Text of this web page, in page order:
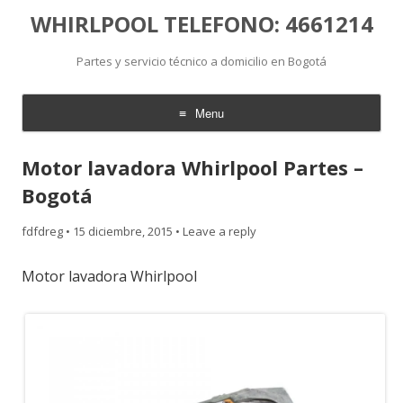
WHIRLPOOL TELEFONO: 4661214
Partes y servicio técnico a domicilio en Bogotá
Menu
Skip
content
Motor lavadora Whirlpool Partes –
Bogotá
fdfdreg • 15 diciembre, 2015 • Leave a reply
Motor lavadora Whirlpool